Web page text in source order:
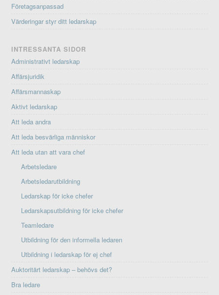
Företagsanpassad
Värderingar styr ditt ledarskap
INTRESSANTA SIDOR
Administrativt ledarskap
Affärsjuridik
Affärsmannaskap
Aktivt ledarskap
Att leda andra
Att leda besvärliga människor
Att leda utan att vara chef
Arbetsledare
Arbetsledarutbildning
Ledarskap för icke chefer
Ledarskapsutbildning för icke chefer
Teamledare
Utbildning för den informella ledaren
Utbildning i ledarskap för ej chef
Auktoritärt ledarskap – behövs det?
Bra ledare